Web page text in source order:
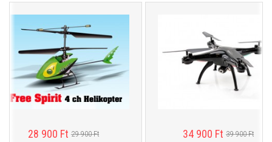
28 900 Ft 29 900 Ft 34 900 Ft 39 900 Ft